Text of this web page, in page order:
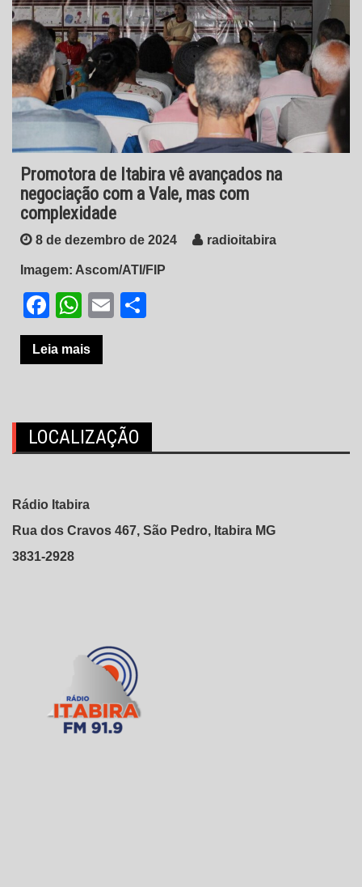
Promotora de Itabira vê avançados na
negociação com a Vale, mas com
complexidade
8 de dezembro de 2024 radioitabira
Imagem: Ascom/ATI/FIP
Facebook
WhatsApp
Email
Leia mais
LOCALIZAÇÃO
Rádio Itabira
Rua dos Cravos 467, São Pedro, Itabira MG
3831-2928